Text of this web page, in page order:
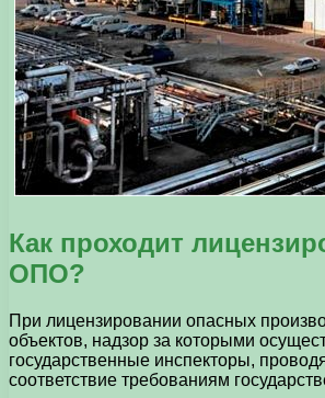
Как проходит
ОПО?
При лицензировании опасных
объектов, надзор за которыми
государственные инспекторы,
соответствие требованиям